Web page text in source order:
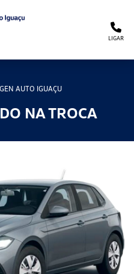
LIGAR
AUTO IGUAÇU
NA TROCA